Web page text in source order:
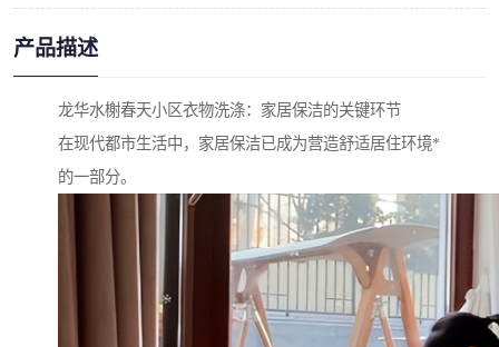
产品描述
龙华水榭春天小区衣物洗涤：家居保洁的关键环节
在现代都市生活中，家居保洁已成为营造舒适居住环境*
的一部分。